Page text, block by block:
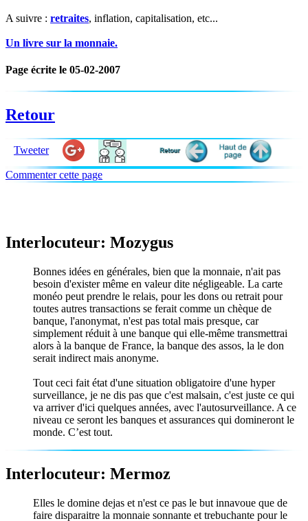
A suivre : retraites, inflation, capitalisation, etc...
Un livre sur la monnaie.
Page écrite le 05-02-2007
Retour
Tweeter
Commenter cette page
Interlocuteur: Mozygus
Bonnes idées en générales, bien que la monnaie, n'ait pas
besoin d'exister même en valeur dite négligeable. La carte
monéo peut prendre le relais, pour les dons ou retrait pour
toutes autres transactions se ferait comme un chèque de
banque, l'anonymat, n'est pas total mais presque, car
simplement réduit à une banque qui elle-même transmettrai
alors à la banque de France, la banque des assos, la le don
serait indirect mais anonyme.
Tout ceci fait état d'une situation obligatoire d'une hyper
surveillance, je ne dis pas que c'est malsain, c'est juste ce qui
va arriver d'ici quelques années, avec l'autosurveillance. A ce
niveau ce seront les banques et assurances qui domineront le
monde. C’est tout.
Interlocuteur: Mermoz
Elles le domine dejas et n'est ce pas le but innavoue que de
faire disparaitre la monnaie sonnante et trebuchante pour le